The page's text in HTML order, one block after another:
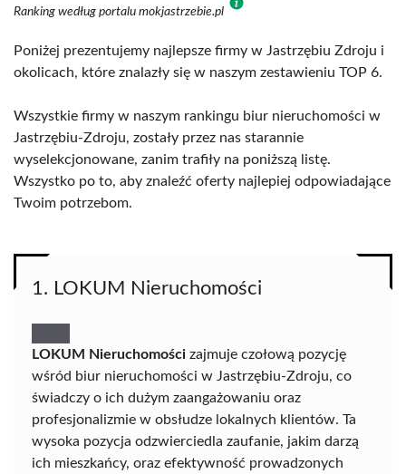
Ranking według portalu mokjastrzebie.pl
Poniżej prezentujemy najlepsze firmy w Jastrzębiu Zdroju i
okolicach, które znalazły się w naszym zestawieniu TOP 6.
Wszystkie firmy w naszym rankingu biur nieruchomości w
Jastrzębiu-Zdroju, zostały przez nas starannie
wyselekcjonowane, zanim trafiły na poniższą listę.
Wszystko po to, aby znaleźć oferty najlepiej odpowiadające
Twoim potrzebom.
1. LOKUM Nieruchomości
LOKUM Nieruchomości zajmuje czołową pozycję
wśród biur nieruchomości w Jastrzębiu-Zdroju, co
świadczy o ich dużym zaangażowaniu oraz
profesjonalizmie w obsłudze lokalnych klientów. Ta
wysoka pozycja odzwierciedla zaufanie, jakim darzą
ich mieszkańcy, oraz efektywność prowadzonych